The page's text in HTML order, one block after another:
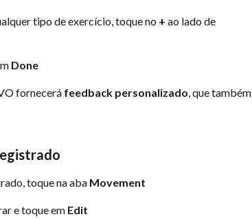
tipo de exercício, toque no + ao lado de
Done
fornecerá feedback personalizado, que também
toque na aba Movement
e toque em Edit